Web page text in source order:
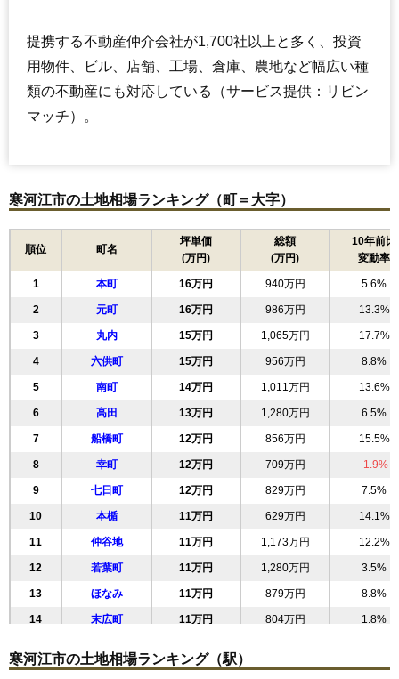
提携する不動産仲介会社が1,700社以上と多く、投資
用物件、ビル、店舗、工場、倉庫、農地など幅広い種
類の不動産にも対応している（サービス提供：リビン
マッチ）。
寒河江市の土地相場ランキング（町＝大字）
順位 町名
坪単価
(万円)
総額
(万円)
10年前比
変動率
1 本町 16万円 940万円 5.6%
2 元町 16万円 986万円 13.3%
3 丸内 15万円 1,065万円 17.7%
4 六供町 15万円 956万円 8.8%
5 南町 14万円 1,011万円 13.6%
6 高田 13万円 1,280万円 6.5%
7 船橋町 12万円 856万円 15.5%
8 幸町 12万円 709万円 -1.9%
9 七日町 12万円 829万円 7.5%
10 本楯 11万円 629万円 14.1%
11 仲谷地 11万円 1,173万円 12.2%
12 若葉町 11万円 1,280万円 3.5%
13 ほなみ 11万円 879万円 8.8%
14 末広町 11万円 804万円 1.8%
16 寒河江 11万円 941万円 6.9%
寒河江市の土地相場ランキング（駅）